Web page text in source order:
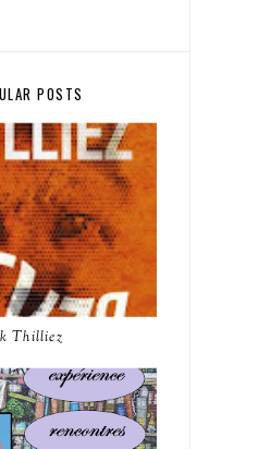
POSTS
Thilliez